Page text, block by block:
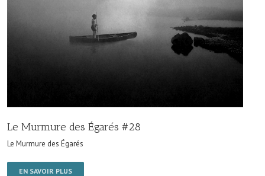
Le Murmure des Égarés #28
Le Murmure des Égarés
EN SAVOIR PLUS